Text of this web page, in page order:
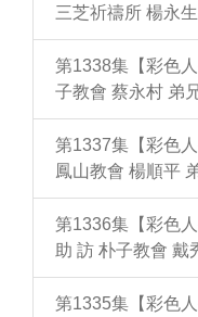
三芝祈禱所 楊永
第1338集【彩色
子教會 蔡永村 弟
第1337集【彩色
鳳山教會 楊順平
第1336集【彩色
助 訪 朴子教會 戴
第1335集【彩色